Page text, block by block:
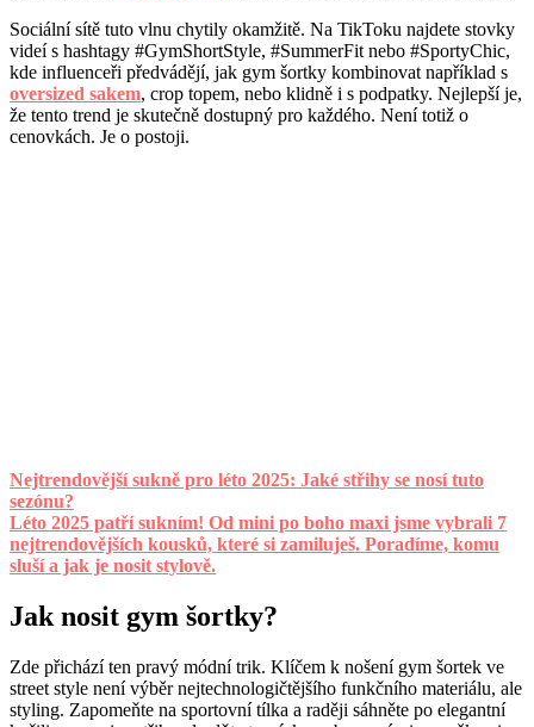
Sociální sítě tuto vlnu chytily okamžitě. Na TikToku najdete stovky
videí s hashtagy #GymShortStyle, #SummerFit nebo #SportyChic,
kde influenceři předvádějí, jak gym šortky kombinovat například s
oversized sakem, crop topem, nebo klidně i s podpatky. Nejlepší je,
že tento trend je skutečně dostupný pro každého. Není totiž o
cenovkách. Je o postoji.
Nejtrendovější sukně pro léto 2025: Jaké střihy se nosí tuto
sezónu?
Léto 2025 patří sukním! Od mini po boho maxi jsme vybrali 7
nejtrendovějších kousků, které si zamiluješ. Poradíme, komu
sluší a jak je nosit stylově.
Jak nosit gym šortky?
Zde přichází ten pravý módní trik. Klíčem k nošení gym šortek ve
street style není výběr nejtechnologičtějšího funkčního materiálu, ale
styling. Zapomeňte na sportovní tílka a raději sáhněte po elegantní